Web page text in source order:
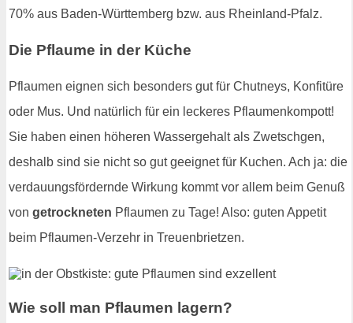
70% aus Baden-Württemberg bzw. aus Rheinland-Pfalz.
Die Pflaume in der Küche
Pflaumen eignen sich besonders gut für Chutneys, Konfitüre
oder Mus. Und natürlich für ein leckeres Pflaumenkompott!
Sie haben einen höheren Wassergehalt als Zwetschgen,
deshalb sind sie nicht so gut geeignet für Kuchen. Ach ja: die
verdauungsfördernde Wirkung kommt vor allem beim Genuß
von getrockneten Pflaumen zu Tage! Also: guten Appetit
beim Pflaumen-Verzehr in Treuenbrietzen.
Wie soll man Pflaumen lagern?